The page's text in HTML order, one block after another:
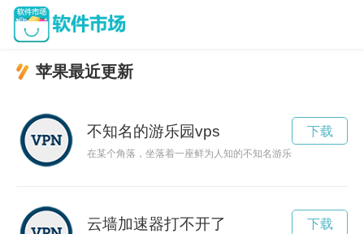
苹果最近更新
不知名的游乐园vps
在某个角落，坐落着一座鲜为人知的不知名游乐园。它隐藏在
下载
云墙加速器打不开了 下载